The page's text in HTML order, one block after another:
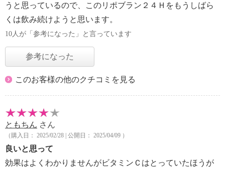
うと思っているので、このリポブラン２４Ｈをもうしばら
くは飲み続けようと思います。
10人が「参考になった」と言っています
参考になった
このお客様の他のクチコミを見る
ともちん さん
（購入日： 2025/02/28 | 公開日： 2025/04/09 ）
良いと思って
効果はよくわかりませんがビタミンＣはとっていたほうが